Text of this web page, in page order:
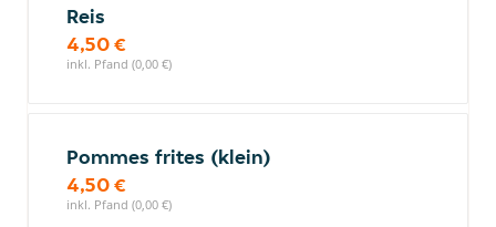
Reis
4,50 €
inkl. Pfand (0,00 €)
Pommes frites (klein)
4,50 €
inkl. Pfand (0,00 €)